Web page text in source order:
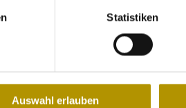
Statistiken
Auswahl erlauben
meine Freunde